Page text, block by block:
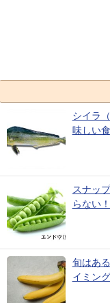
シイラ
味しい
スナッ
らない
旬はあ
イミン